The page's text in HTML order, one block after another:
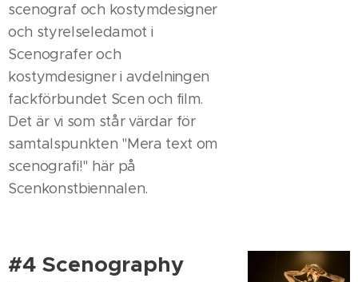
scenograf och kostymdesigner
och styrelseledamot i
Scenografer och
kostymdesigner i avdelningen
fackförbundet Scen och film.
Det är vi som står värdar för
samtalspunkten "Mera text om
scenografi!" här på
Scenkonstbiennalen.
#4 Scenography